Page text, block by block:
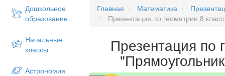
Дошкольное
образование
Начальные
классы
Астрономия
Главная Математика
Презентация по геометрии 8
Презентация по